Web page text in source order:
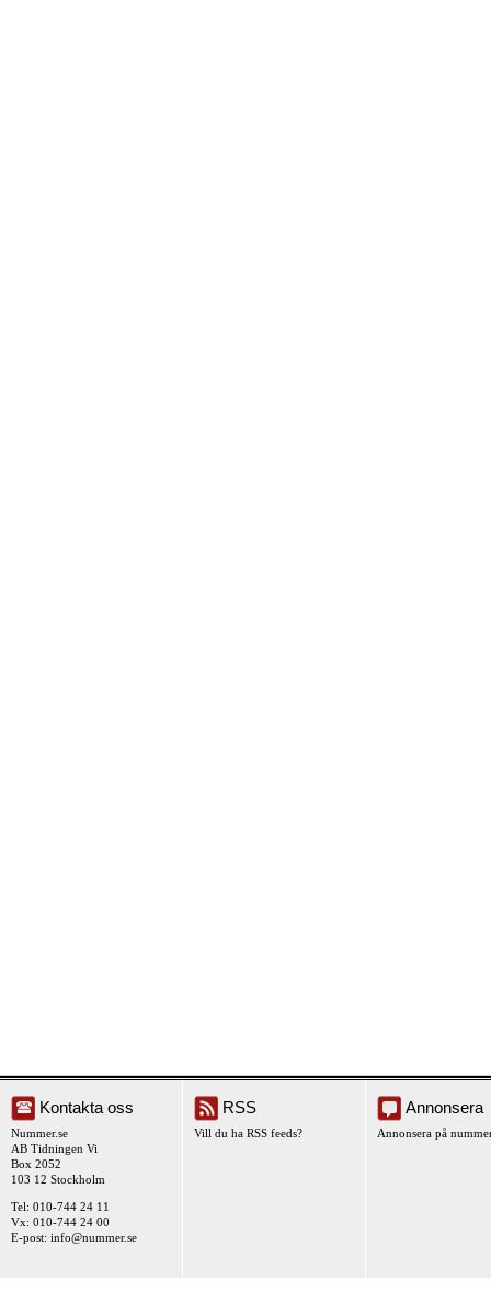
Kontakta oss
Nummer.se
AB Tidningen Vi
Box 2052
103 12 Stockholm
Tel: 010-744 24 11
Vx: 010-744 24 00
E-post: info@nummer.se
RSS
Vill du ha RSS feeds?
Annonsera
Annonsera på